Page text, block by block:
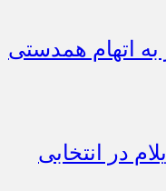
به اتهام همدستی
در انتخابی